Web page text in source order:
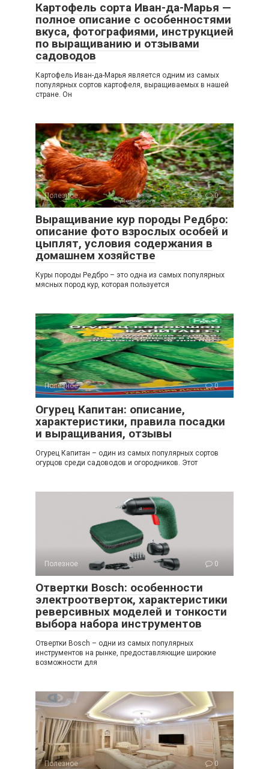
Картофель сорта Иван-да-Марья —
полное описание с особенностями
вкуса, фотографиями, инструкцией
по выращиванию и отзывами
садоводов
Картофель Иван-да-Марья является одним из самых
популярных сортов картофеля, выращиваемых в нашей
стране. Он
Полезное 0
Выращивание кур породы Редбро:
описание фото взрослых особей и
цыплят, условия содержания в
домашнем хозяйстве
Куры породы Редбро – это одна из самых популярных
мясных пород кур, которая пользуется
Полезное 0
Огурец Капитан: описание,
характеристики, правила посадки
и выращивания, отзывы
Огурец Капитан – один из самых популярных сортов
огурцов среди садоводов и огородников. Этот
Полезное 0
Отвертки Bosch: особенности
электроотверток, характеристики
реверсивных моделей и тонкости
выбора набора инструментов
Отвертки Bosch – одни из самых популярных
инструментов на рынке, предоставляющие широкие
возможности для
Полезное 0